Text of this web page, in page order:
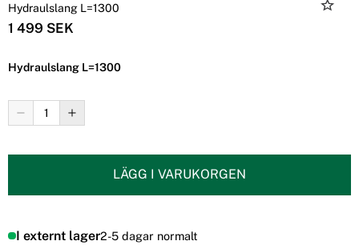
Hydraulslang L=1300
1 499 SEK
Hydraulslang L=1300
LÄGG I VARUKORGEN
I externt lager2-5 dagar normalt